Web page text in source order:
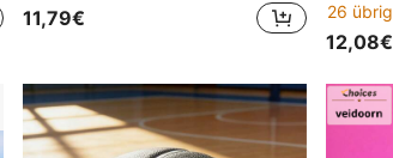
11,79€
26 übrig
12,08€